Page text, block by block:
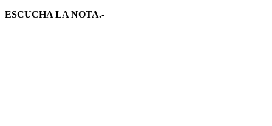
ESCUCHA LA NOTA.-